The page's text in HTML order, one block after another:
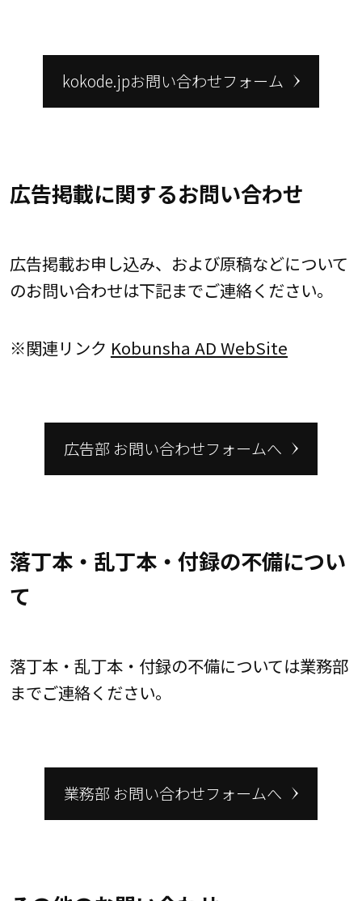
kokode.jpお問い合わせフォーム
広告掲載に関するお問い合わせ
広告掲載お申し込み、および原稿などについて
のお問い合わせは下記までご連絡ください。
※関連リンク Kobunsha AD WebSite
広告部 お問い合わせフォームへ
落丁本・乱丁本・付録の不備につい
て
落丁本・乱丁本・付録の不備については業務部
までご連絡ください。
業務部 お問い合わせフォームへ